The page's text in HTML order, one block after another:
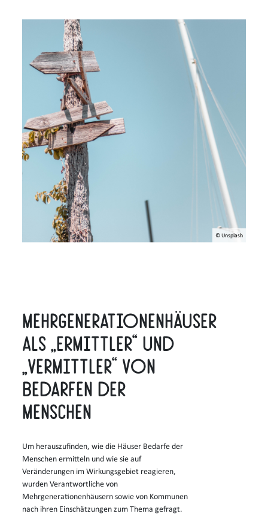
© Unsplash
Mehrgenerationenhäuser
als „Ermittler“ und
„Vermittler“ von
Bedarfen der
Menschen
Um herauszufinden, wie die Häuser Bedarfe der
Menschen ermitteln und wie sie auf
Veränderungen im Wirkungsgebiet reagieren,
wurden Verantwortliche von
Mehrgenerationenhäusern sowie von Kommunen
nach ihren Einschätzungen zum Thema gefragt.